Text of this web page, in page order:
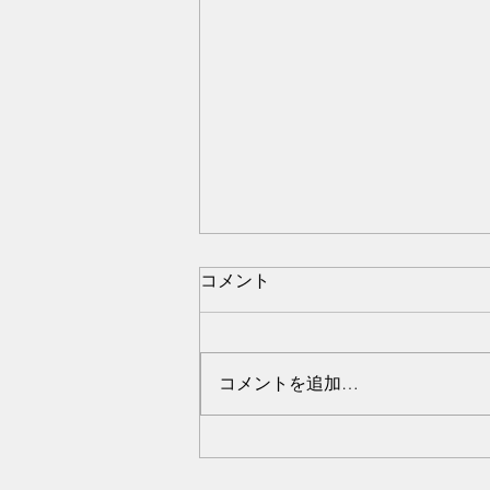
夏到来！
コメント
コメントを追加…